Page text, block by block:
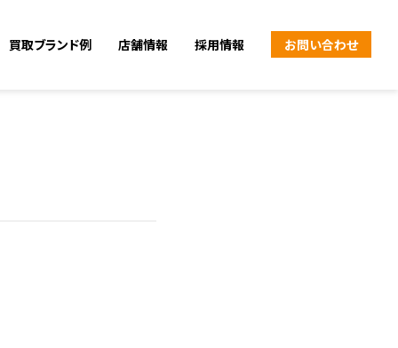
買取ブランド例 店舗情報 採用情報 お問い合わせ